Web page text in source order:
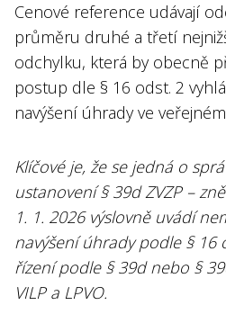
Cenové reference udávají
průměru druhé a třetí
odchylku, která by obecně
postup dle § 16 odst. 2
navýšení úhrady ve
Klíčové je, že se jedná o
ustanovení § 39d ZVZP –
1. 1. 2026 výslovně uvádí
navýšení úhrady podle § 16
řízení podle § 39d nebo §
VILP a LPVO.